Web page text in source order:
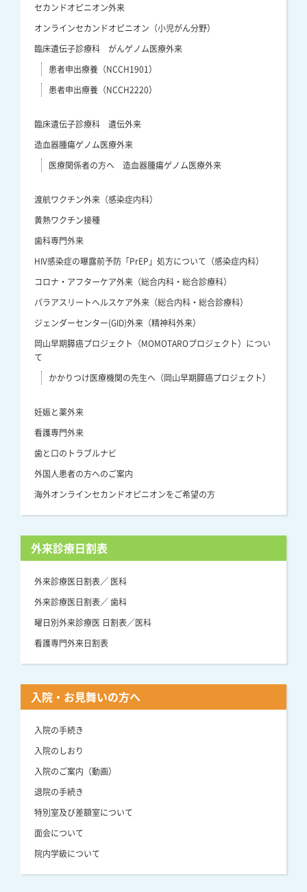
セカンドオピニオン外来
オンラインセカンドオピニオン（小児がん分野）
臨床遺伝子診療科 がんゲノム医療外来
患者申出療養（NCCH1901）
患者申出療養（NCCH2220）
臨床遺伝子診療科 遺伝外来
造血器腫瘍ゲノム医療外来
医療関係者の方へ 造血器腫瘍ゲノム医療外来
渡航ワクチン外来（感染症内科）
黄熱ワクチン接種
歯科専門外来
HIV感染症の曝露前予防「PrEP」処方について（感染症内科）
コロナ・アフターケア外来（総合内科・総合診療科）
パラアスリートヘルスケア外来（総合内科・総合診療科）
ジェンダーセンター(GID)外来（精神科外来）
岡山早期膵癌プロジェクト（MOMOTAROプロジェクト）につい
て
かかりつけ医療機関の先生へ（岡山早期膵癌プロジェクト）
妊娠と薬外来
看護専門外来
歯と口のトラブルナビ
外国人患者の方へのご案内
海外オンラインセカンドオピニオンをご希望の方
外来診療日割表
外来診療医日割表／ 医科
外来診療医日割表／ 歯科
曜日別外来診療医 日割表／医科
看護専門外来日割表
入院・お見舞いの方へ
入院の手続き
入院のしおり
入院のご案内（動画）
退院の手続き
特別室及び差額室について
面会について
院内学級について